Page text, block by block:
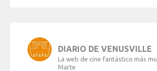
DIARIO DE VENUSVILLE
La web de cine fantástico más
Marte